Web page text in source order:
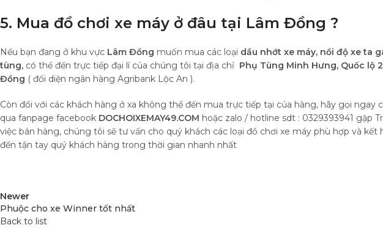
5. Mua đồ chơi xe máy ở đâu tại Lâm Đồng ?
Nếu bạn đang ở khu vực Lâm Đồng muốn mua các loại dầu nhớt xe máy, nồi độ xe ta
tùng, có thể đến trực tiếp đại lí của chúng tôi tại địa chỉ Phụ Tùng Minh Hưng, Quốc lộ
Đồng ( đối diện ngân hàng Agribank Lộc An ).
Còn đối với các khách hàng ở xa không thể đến mua trực tiếp tại của hàng, hãy gọi
qua fanpage facebook DOCHOIXEMAY49.COM hoặc zalo / hotline sdt : 0329393941 gặp
việc bán hàng, chúng tôi sẽ tư vấn cho quý khách các loại đồ chơi xe máy phù hợp và
đến tận tay quý khách hàng trong thời gian nhanh nhất
Newer
Phuộc cho xe Winner tốt nhất
Back to list